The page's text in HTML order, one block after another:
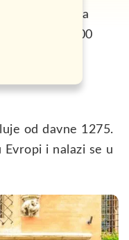
a površina
1 600
od davne 1275.
i nalazi se u